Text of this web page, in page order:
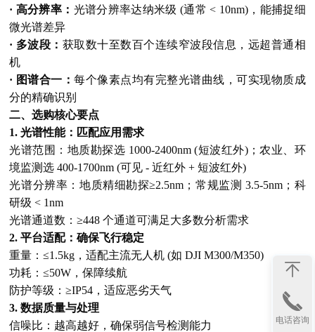
· 高分辨率： 光谱分辨率达纳米级 (通常 < 10nm)，能捕捉细
微光谱差异
· 多波段： 获取数十至数百个连续窄波段信息，远超普通相
机
· 图谱合一：每个像素点均有完整光谱曲线，可实现物质成
分的精确识别
二、选购核心要点
1. 光谱性能：匹配应用需求
光谱范围：地质勘探选 1000-2400nm (短波红外)；农业、环
境监测选 400-1700nm (可见 - 近红外 + 短波红外)
光谱分辨率：地质精细勘探≥2.5nm；常规监测 3.5-5nm；科
研级 < 1nm
光谱通道数：≥448 个通道可满足大多数分析需求
2. 平台适配：确保飞行稳定
重量：≤1.5kg，适配主流无人机 (如 DJI M300/M350)
功耗：≤50W，保障续航
防护等级：≥IP54，适应恶劣天气
3. 数据质量与处理
信噪比：越高越好，确保弱信号检测能力
电话咨询